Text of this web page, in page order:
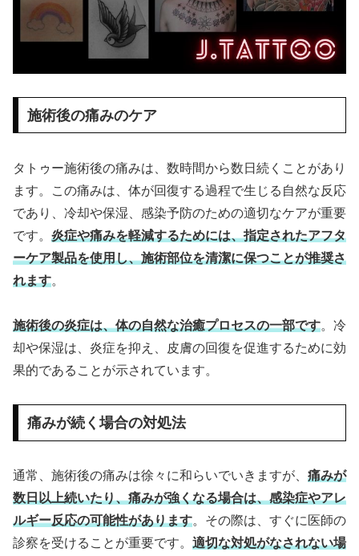
施術後の痛みのケア
タトゥー施術後の痛みは、数時間から数日続くことがあり
ます。この痛みは、体が回復する過程で生じる自然な反応
であり、冷却や保湿、感染予防のための適切なケアが重要
です。 炎症や痛みを軽減するためには、指定されたアフタ
ーケア製品を使用し、施術部位を清潔に保つことが推奨さ
れます。
施術後の炎症は、体の自然な治癒プロセスの一部です。冷
却や保湿は、炎症を抑え、皮膚の回復を促進するために効
果的であることが示されています。
痛みが続く場合の対処法
通常、施術後の痛みは徐々に和らいでいきますが、 痛みが
数日以上続いたり、痛みが強くなる場合は、感染症やアレ
ルギー反応の可能性があります。その際は、すぐに医師の
診察を受けることが重要です。 適切な対処がなされない場